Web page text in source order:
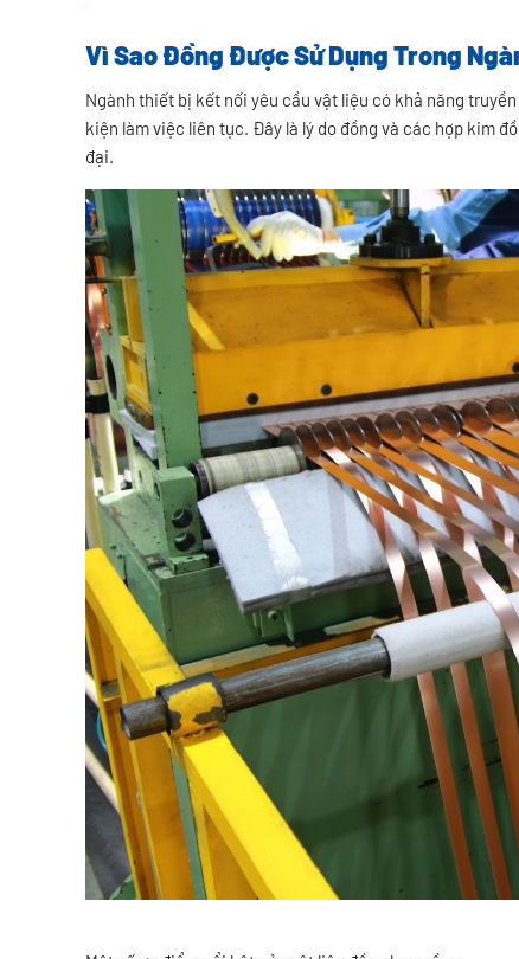
Vì Sao Đồng Được Sử Dụng Trong
Ngành thiết bị kết nối yêu cầu vật liệu có khả năng
kiện làm việc liên tục. Đây là lý do đồng và các hợp kim
đại.